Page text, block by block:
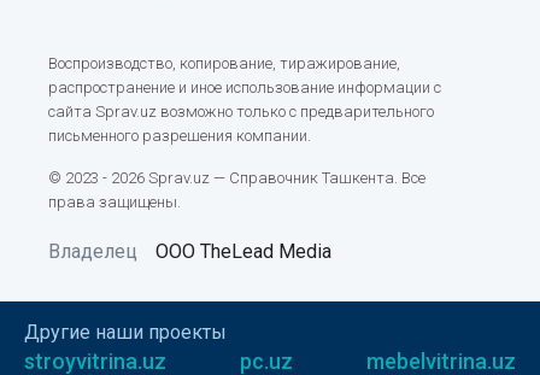
Воспроизводство, копирование, тиражирование,
распространение и иное использование информации с
сайта Sprav.uz возможно только с предварительного
письменного разрешения компании.
© 2023 - 2026 Sprav.uz — Справочник Ташкента. Все
права защищены.
Владелец ООО TheLead Media
Другие наши проекты
stroyvitrina.uz pc.uz mebelvitrina.uz